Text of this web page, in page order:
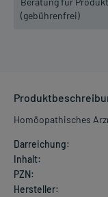
(gebührenfrei)
Homöopathisches
Darreichung:
Inhalt:
PZN:
Hersteller: